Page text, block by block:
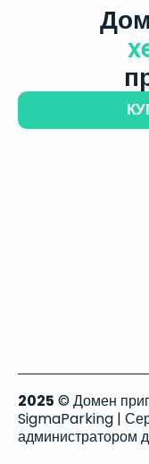
2025 © Домен
SigmaParking |
администратором